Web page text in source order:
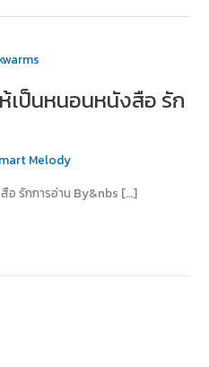
เป็นหนอนหนังสือ รัก
Melody
อ รักการอ่าน By&nbs […]